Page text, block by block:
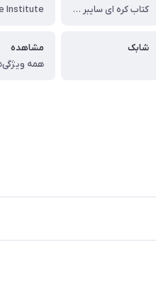
کتاب کره ای سایبر یک ورک بوک
شابک
مشاهده
همه